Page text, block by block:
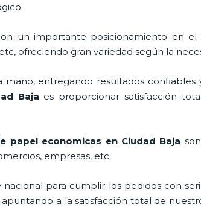
un importante posicionamiento en el
ofreciendo gran variedad según la
entregando resultados confiables
Baja es proporcionar satisfacción
papel economicas en Ciudad Baja
empresas, etc.
para cumplir los pedidos con
a la satisfacción total de